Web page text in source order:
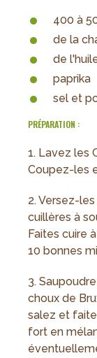
400 à
de la
de
paprika
sel et
PRÉPARATION :
1. Lavez les
Coupez-les
2. Versez-
cuillères à
Faites cuire
10 bonnes
3.
choux de
salez et
fort en